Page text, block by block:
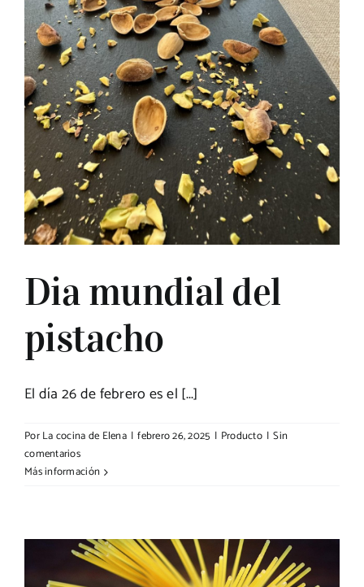
Buscar:
Dia mundial del
pistacho
El día 26 de febrero es el [...]
PorLa cocina de Elena | febrero 26, 2025 | Producto | Sin
comentarios
Más información